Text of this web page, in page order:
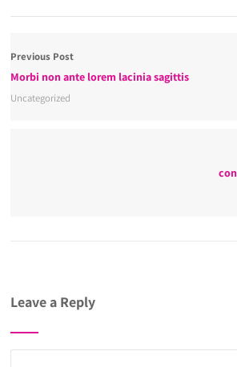
Previous Post
Morbi non ante lorem lacinia sagittis
Uncategorized
Leave a Reply